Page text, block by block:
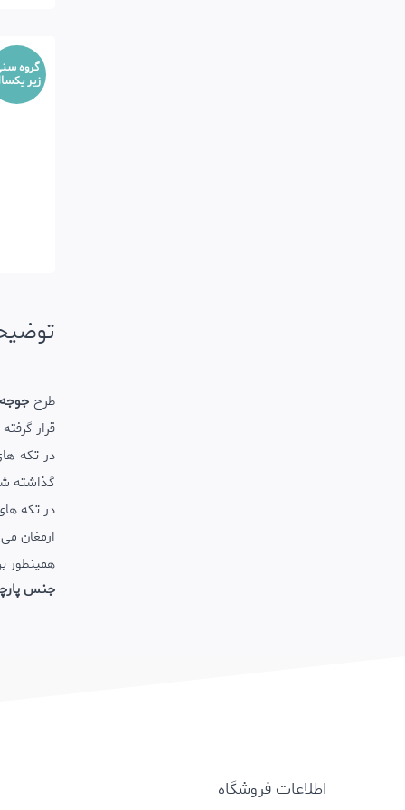
گروه
زیر
طرح
قرار
در تکه
گذاشته
در تکه
ارمغان
همینطور
جنس
اطلاعات فروشگاه